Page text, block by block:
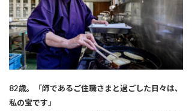
82歳。「師であるご住職さまと過ごした日々は、
私の宝です」